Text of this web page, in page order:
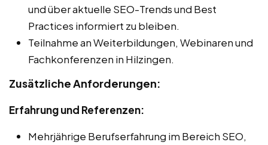
und über aktuelle SEO-Trends und Best
Practices informiert zu bleiben.
Teilnahme an Weiterbildungen, Webinaren und
Fachkonferenzen in Hilzingen.
Zusätzliche Anforderungen:
Erfahrung und Referenzen:
Mehrjährige Berufserfahrung im Bereich SEO,